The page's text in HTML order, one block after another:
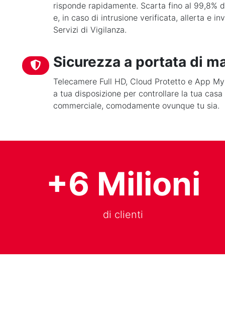
risponde rapidamente. Scarta fino al 99,8%
e, in caso di intrusione verificata, allerta e
Servizi di Vigilanza.
Sicurezza a portata di
Telecamere Full HD, Cloud Protetto e App
a tua disposizione per controllare la tua
commerciale, comodamente ovunque tu sia.
+6 Milioni
di clienti